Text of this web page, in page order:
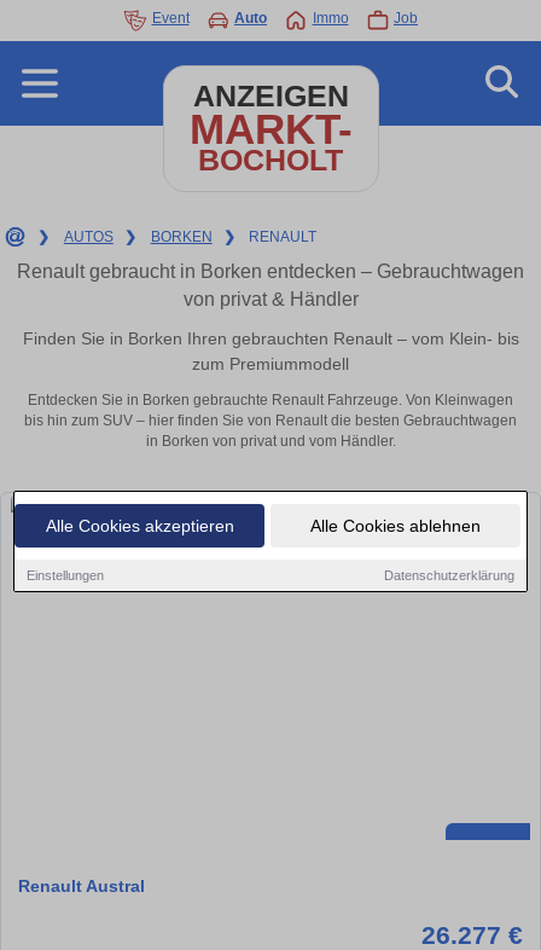
Alle Cookies akzeptieren Alle Cookies ablehnen
Einstellungen Datenschutzerklärung
Event Auto Immo Job
ANZEIGEN
MARKT-
BOCHOLT
❯ AUTOS ❯ BORKEN ❯ RENAULT
Renault gebraucht in Borken entdecken – Gebrauchtwagen
von privat & Händler
Finden Sie in Borken Ihren gebrauchten Renault – vom Klein- bis
zum Premiummodell
Entdecken Sie in Borken gebrauchte Renault Fahrzeuge. Von Kleinwagen
bis hin zum SUV – hier finden Sie von Renault die besten Gebrauchtwagen
in Borken von privat und vom Händler.
Renault Austral
26.277 €